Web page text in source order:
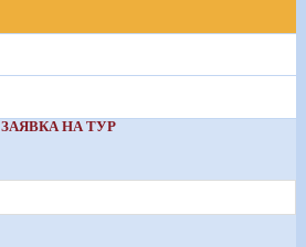
ЗАЯВКА НА ТУР